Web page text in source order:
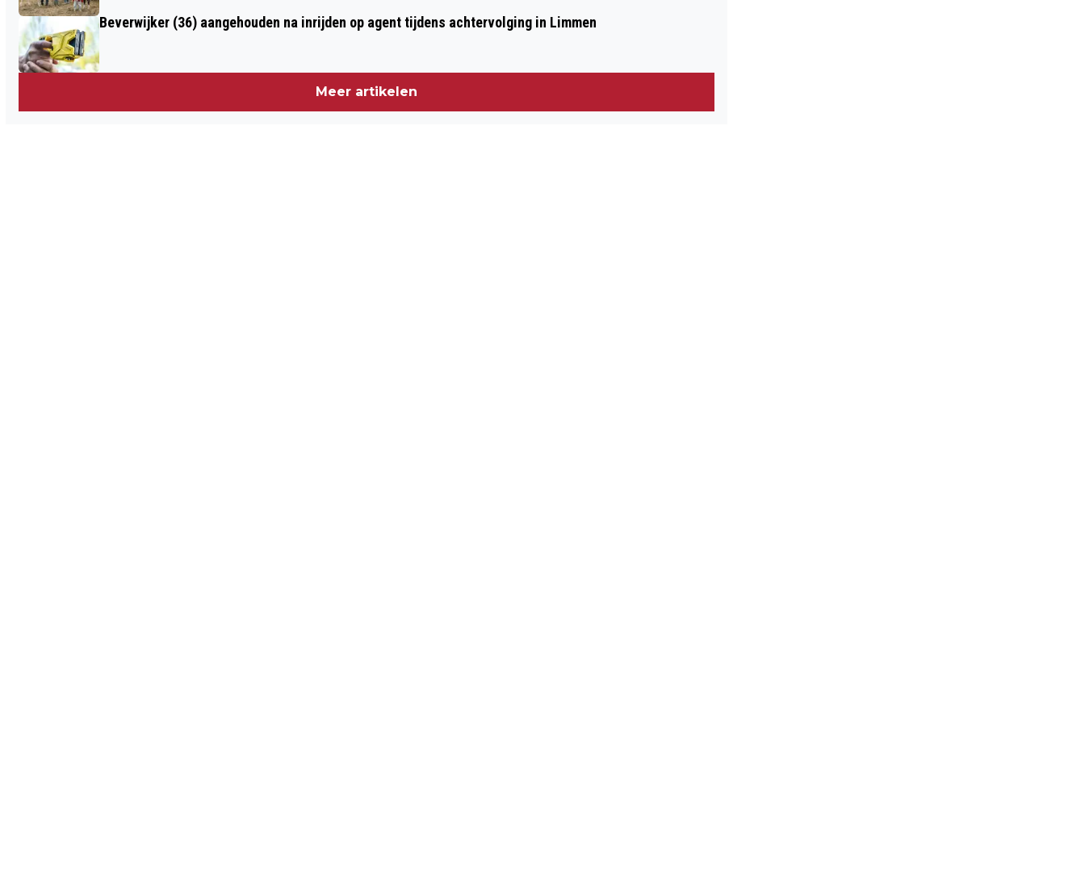
Beverwijker (36) aangehouden na inrijden op agent tijdens achtervolging in Limmen
Meer artikelen